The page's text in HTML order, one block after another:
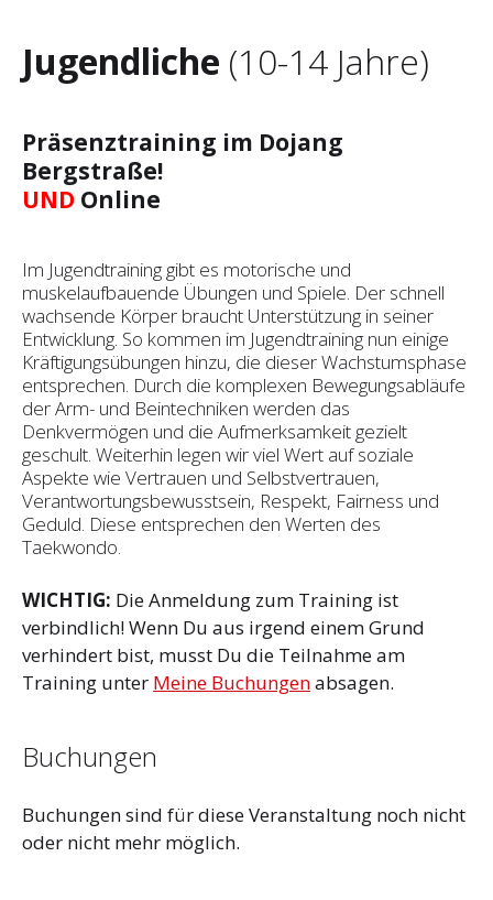
Jugendliche (10-14 Jahre)
Präsenztraining im Dojang
Bergstraße!
UND Online
Im Jugendtraining gibt es motorische und
muskelaufbauende Übungen und Spiele. Der schnell
wachsende Körper braucht Unterstützung in seiner
Entwicklung. So kommen im Jugendtraining nun einige
Kräftigungsübungen hinzu, die dieser Wachstumsphase
entsprechen. Durch die komplexen Bewegungsabläufe
der Arm- und Beintechniken werden das
Denkvermögen und die Aufmerksamkeit gezielt
geschult. Weiterhin legen wir viel Wert auf soziale
Aspekte wie Vertrauen und Selbst­vertrauen,
Verantwortungsbewusstsein, Respekt, Fairness und
Geduld. Diese entsprechen den Werten des
Taekwondo.
WICHTIG: Die Anmeldung zum Training ist
verbindlich! Wenn Du aus irgend einem Grund
verhindert bist, musst Du die Teilnahme am
Training unter Meine Buchungenabsagen.
Buchungen
Buchungen sind für diese Veranstaltung noch nicht
oder nicht mehr möglich.